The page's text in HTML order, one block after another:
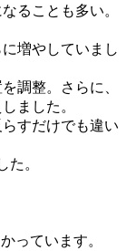
ることも多い。
増やしていまし
調整。さらに、
ました。
すだけでも違い
た。
っています。